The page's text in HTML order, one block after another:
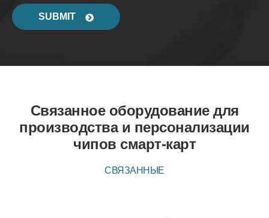
SUBMIT
Связанное оборудование для
производства и персонализации
чипов смарт-карт
СВЯЗАННЫЕ